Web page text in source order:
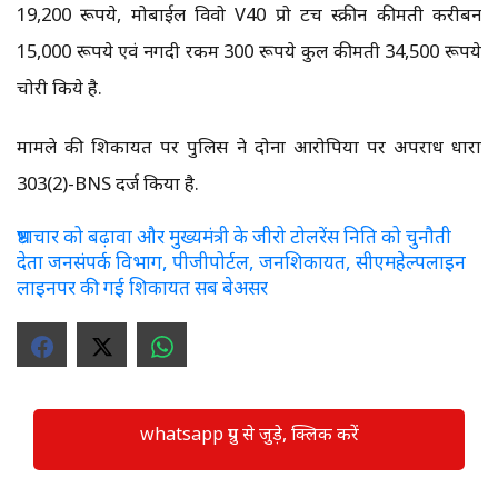
19,200 रूपये, मोबाईल विवो V40 प्रो टच स्क्रीन कीमती करीबन
15,000 रूपये एवं नगदी रकम 300 रूपये कुल कीमती 34,500 रूपये
चोरी किये है.
मामले की शिकायत पर पुलिस ने दोनों आरोपियों पर अपराध धारा
303(2)-BNS दर्ज किया है.
भ्रष्टाचार को बढ़ावा और मुख्यमंत्री के जीरो टोलरेंस निति को चुनौती
देता जनसंपर्क विभाग, पीजीपोर्टल, जनशिकायत, सीएमहेल्पलाइन
लाइनपर की गई शिकायत सब बेअसर
whatsapp ग्रुप से जुड़े, क्लिक करें